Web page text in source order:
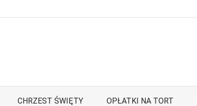
CHRZEST ŚWIĘTY OPŁATKI NA TORT